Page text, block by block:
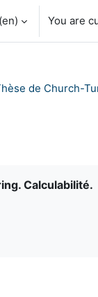
You are
de Church-
Calculabilité.